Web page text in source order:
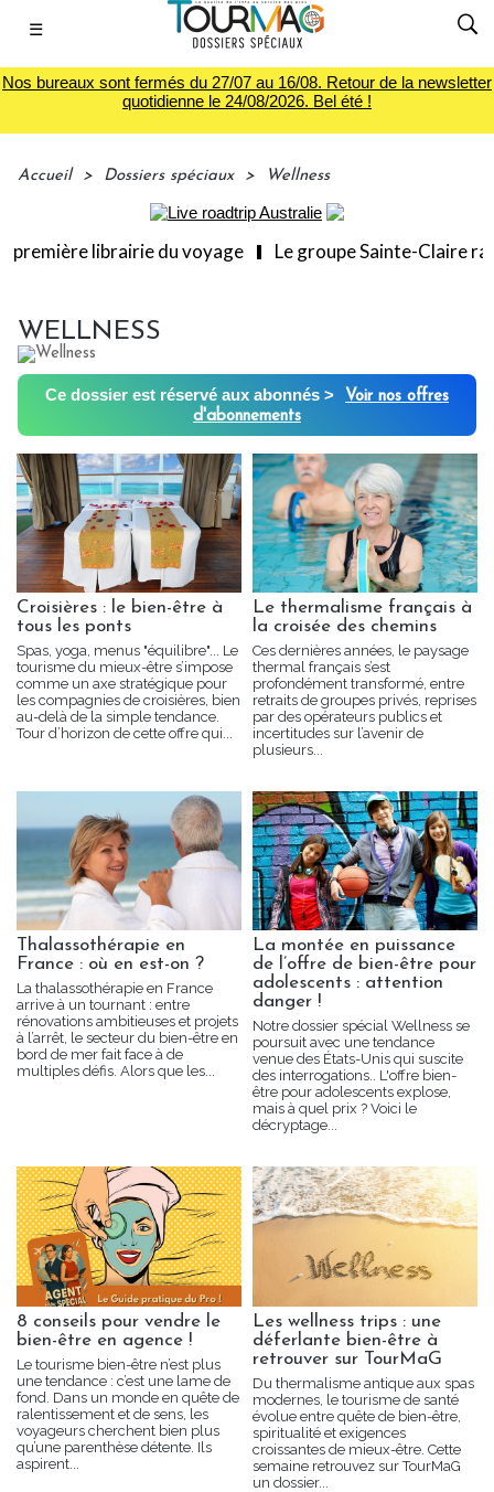
☰
Nos bureaux sont fermés du 27/07 au 16/08. Retour de la newsletter
quotidienne le 24/08/2026. Bel été !
Accueil > Dossiers spéciaux > Wellness
librairie du voyage Le groupe Sainte-Claire
WELLNESS
Ce dossier est réservé aux abonnés >
Voir nos offres
d'abonnements
Croisières : le bien-être à
tous les ponts
Spas, yoga, menus "équilibre"... Le
tourisme du mieux-être s’impose
comme un axe stratégique pour
les compagnies de croisières, bien
au-delà de la simple tendance.
Tour d’horizon de cette offre qui...
Le thermalisme français à
la croisée des chemins
Ces dernières années, le paysage
thermal français s’est
profondément transformé, entre
retraits de groupes privés, reprises
par des opérateurs publics et
incertitudes sur l’avenir de
plusieurs...
Thalassothérapie en
France : où en est-on ?
La thalassothérapie en France
arrive à un tournant : entre
rénovations ambitieuses et projets
à l’arrêt, le secteur du bien-être en
bord de mer fait face à de
multiples défis. Alors que les...
La montée en puissance
de l’offre de bien-être pour
adolescents : attention
danger !
Notre dossier spécial Wellness se
poursuit avec une tendance
venue des États-Unis qui suscite
des interrogations.. L'offre bien-
être pour adolescents explose,
mais à quel prix ? Voici le
décryptage...
8 conseils pour vendre le
bien-être en agence !
Le tourisme bien-être n’est plus
une tendance : c’est une lame de
fond. Dans un monde en quête de
ralentissement et de sens, les
voyageurs cherchent bien plus
qu’une parenthèse détente. Ils
aspirent...
Les wellness trips : une
déferlante bien-être à
retrouver sur TourMaG
Du thermalisme antique aux spas
modernes, le tourisme de santé
évolue entre quête de bien-être,
spiritualité et exigences
croissantes de mieux-être. Cette
semaine retrouvez sur TourMaG
un dossier...